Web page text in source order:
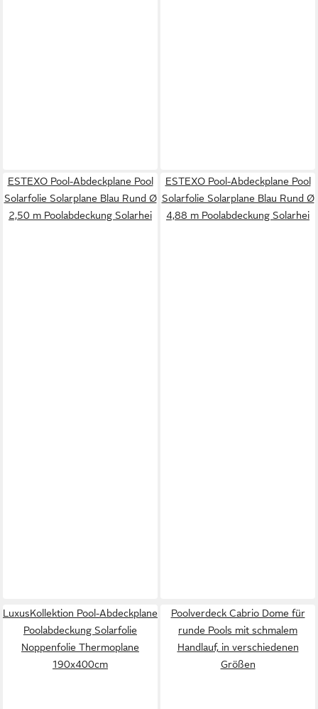
ESTEXO Pool-Abdeckplane Pool
Solarfolie Solarplane Blau Rund Ø
2,50 m Poolabdeckung Solarhei
ESTEXO Pool-Abdeckplane Pool
Solarfolie Solarplane Blau Rund Ø
4,88 m Poolabdeckung Solarhei
LuxusKollektion Pool-Abdeckplane
Poolabdeckung Solarfolie
Noppenfolie Thermoplane
190x400cm
Poolverdeck Cabrio Dome für
runde Pools mit schmalem
Handlauf, in verschiedenen
Größen